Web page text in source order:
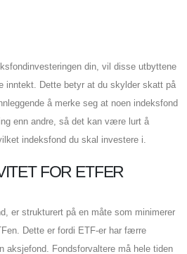
din, vil disse utbyttene
inntekt. Dette betyr at du skylder skatt på
å merke seg at noen indeksfond
enn andre, så det kan være lurt å
indeksfond du skal investere i.
FOR ETFER
er strukturert på en måte som minimerer
Dette er fordi ETF-er har færre
aksjefond. Fondsforvaltere må hele tiden